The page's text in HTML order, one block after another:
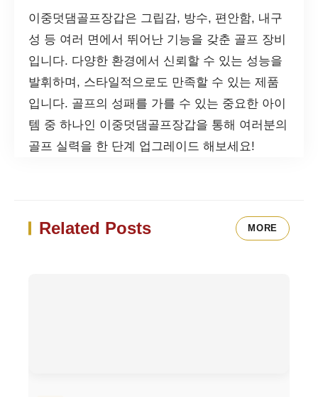
이중덧댐골프장갑은 그립감, 방수, 편안함, 내구
성 등 여러 면에서 뛰어난 기능을 갖춘 골프 장비
입니다. 다양한 환경에서 신뢰할 수 있는 성능을
발휘하며, 스타일적으로도 만족할 수 있는 제품
입니다. 골프의 성패를 가를 수 있는 중요한 아이
템 중 하나인 이중덧댐골프장갑을 통해 여러분의
골프 실력을 한 단계 업그레이드 해보세요!
Related Posts MORE